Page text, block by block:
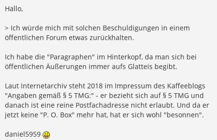
r
a
Hallo,
> Ich würde mich mit solchen Beschuldigungen in einem
öffentlichen Forum etwas zurückhalten.
Ich habe die "Paragraphen" im Hinterkopf, da man sich bei
öffentlichen Äußerungen immer aufs Glatteis begibt.
Laut Internetarchiv steht 2018 im Impressum des Kaffeeblogs
"Angaben gemäß § 5 TMG:" - er bezieht sich auf § 5 TMG und
danach ist eine reine Postfachadresse nicht erlaubt. Und da er
jetzt keine "P. O. Box" mehr hat, hat er sich wohl "besonnen".
daniel5959